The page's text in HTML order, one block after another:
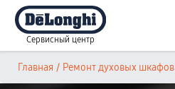
Сервисный центр
Главная / Ремонт духовых шкафов